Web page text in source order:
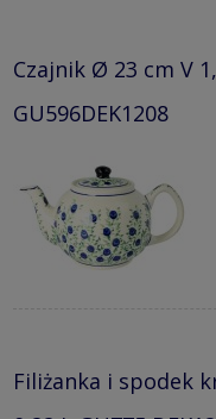
Czajnik Ø 23 cm V
GU596DEK1208
Filiżanka i spodek